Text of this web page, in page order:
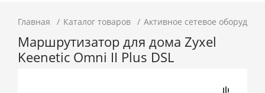
Главная Каталог товаров Активное сетевое
Маршрутизатор для дома Zyxel
Keenetic Omni II Plus DSL